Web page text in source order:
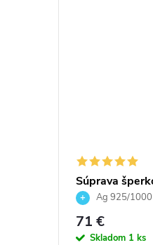
Súprava
Swarovski -
Ag 925/1000
71 €
Skladom 1 ks